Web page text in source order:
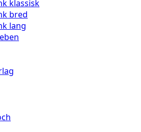
klassisk
bred
lang